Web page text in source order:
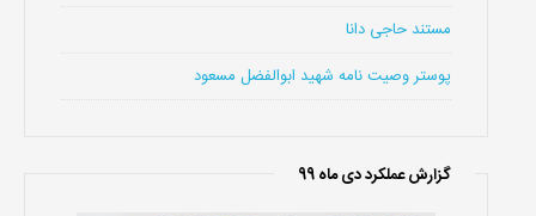
مستند حاجی دانا
پوستر وصیت نامه شهید ابوالفضل مسعود
گزارش عملکرد دی ماه 99